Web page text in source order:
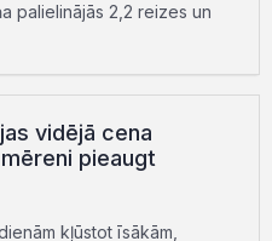
palielinājās 2,2 reizes un
vidējā cena
pieaugt
kļūstot īsākām,